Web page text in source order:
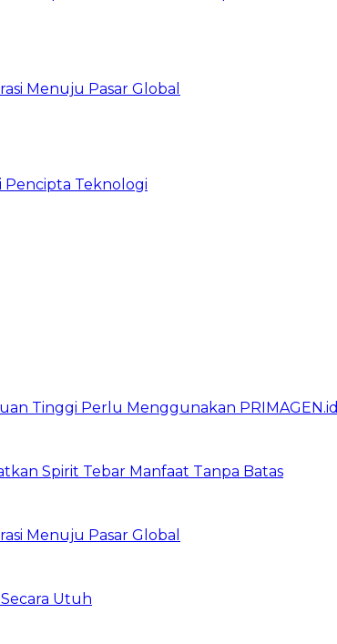
Menuju Pasar Global
Pencipta Teknologi
Tinggi Perlu Menggunakan PRIMAGEN.id
Spirit Tebar Manfaat Tanpa Batas
Menuju Pasar Global
Utuh